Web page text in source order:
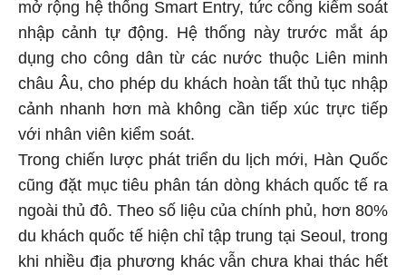
mở rộng hệ thống Smart Entry, tức cổng kiểm soát
nhập cảnh tự động. Hệ thống này trước mắt áp
dụng cho công dân từ các nước thuộc Liên minh
châu Âu, cho phép du khách hoàn tất thủ tục nhập
cảnh nhanh hơn mà không cần tiếp xúc trực tiếp
với nhân viên kiểm soát.
Trong chiến lược phát triển du lịch mới, Hàn Quốc
cũng đặt mục tiêu phân tán dòng khách quốc tế ra
ngoài thủ đô. Theo số liệu của chính phủ, hơn 80%
du khách quốc tế hiện chỉ tập trung tại Seoul, trong
khi nhiều địa phương khác vẫn chưa khai thác hết